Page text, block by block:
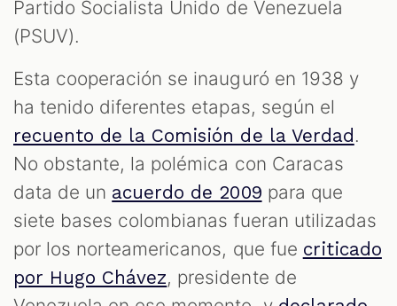
Partido Socialista Unido de Venezuela
(PSUV).
Esta cooperación se inauguró en 1938 y
ha tenido diferentes etapas, según el
recuento de la Comisión de la Verdad .
No obstante, la polémica con Caracas
data de un acuerdo de 2009 para que
siete bases colombianas fueran utilizadas
por los norteamericanos, que fue criticado
por Hugo Chávez, presidente de